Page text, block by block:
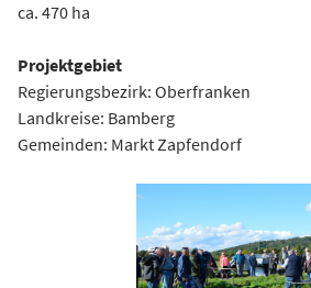
ca. 470 ha
Projektgebiet
Regierungsbezirk: Oberfranken
Landkreise: Bamberg
Gemeinden: Markt Zapfendorf